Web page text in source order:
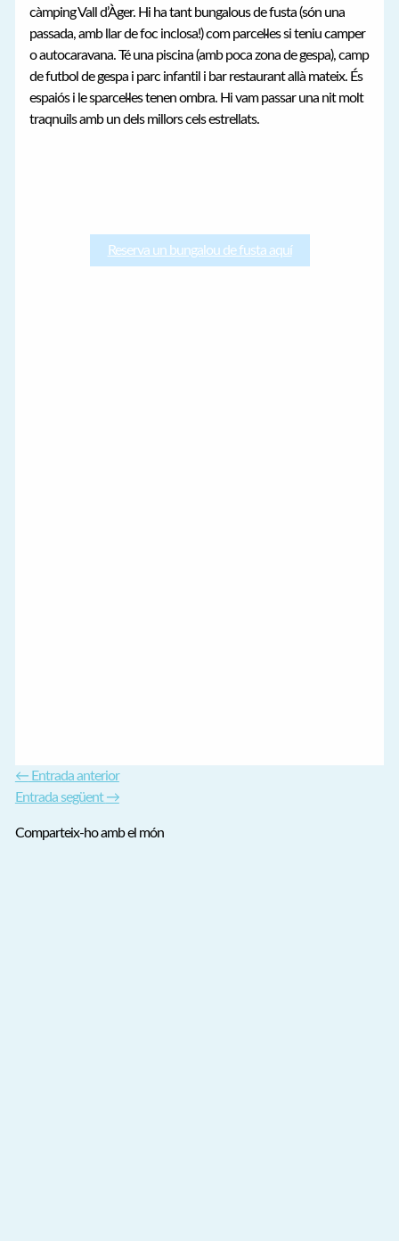
càmping Vall d’Àger. Hi ha tant bungalous de fusta (són una
passada, amb llar de foc inclosa!) com parcel·les si teniu camper
o autocaravana. Té una piscina (amb poca zona de gespa), camp
de futbol de gespa i parc infantil i bar restaurant allà mateix. És
espaiós i le sparcel·les tenen ombra. Hi vam passar una nit molt
traqnuils amb un dels millors cels estrellats.
Reserva un bungalou de fusta aquí
←Entrada anterior
Entrada següent→
Comparteix-ho amb el món